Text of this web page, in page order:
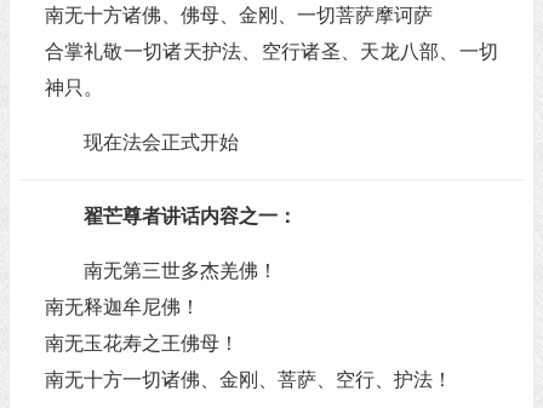
南无十方诸佛、佛母、金刚、一切菩萨摩诃萨
合掌礼敬一切诸天护法、空行诸圣、天龙八部、一切
神只。
现在法会正式开始
翟芒尊者讲话内容之一：
南无第三世多杰羌佛！
南无释迦牟尼佛！
南无玉花寿之王佛母！
南无十方一切诸佛、金刚、菩萨、空行、护法！